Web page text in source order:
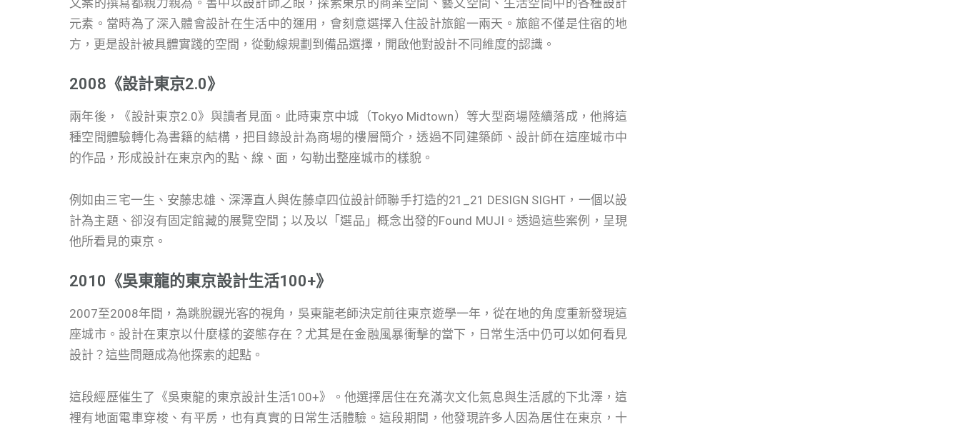
元素。當時為了深入體會設計在生活中的運用，會刻意選擇入住設計旅館一兩天。旅館不僅是住宿的地
方，更是設計被具體實踐的空間，從動線規劃到備品選擇，開啟他對設計不同維度的認識。
2008《設計東京2.0》
兩年後，《設計東京2.0》與讀者見面。此時東京中城（Tokyo Midtown）等大型商場陸續落成，他將這
種空間體驗轉化為書籍的結構，把目錄設計為商場的樓層簡介，透過不同建築師、設計師在這座城市中
的作品，形成設計在東京內的點、線、面，勾勒出整座城市的樣貌。
例如由三宅一生、安藤忠雄、深澤直人與佐藤卓四位設計師聯手打造的21_21 DESIGN SIGHT，一個以設
計為主題、卻沒有固定館藏的展覽空間；以及以「選品」概念出發的Found MUJI。透過這些案例，呈現
他所看見的東京。
2010《吳東龍的東京設計生活100+》
2007至2008年間，為跳脫觀光客的視角，吳東龍老師決定前往東京遊學一年，從在地的角度重新發現這
座城市。設計在東京以什麼樣的姿態存在？尤其是在金融風暴衝擊的當下，日常生活中仍可以如何看見
設計？這些問題成為他探索的起點。
這段經歷催生了《吳東龍的東京設計生活100+》。他選擇居住在充滿次文化氣息與生活感的下北澤，這
裡有地面電車穿梭、有平房，也有真實的日常生活體驗。這段期間，他發現許多人因為居住在東京，十